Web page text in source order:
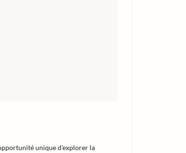
unique d'explorer la